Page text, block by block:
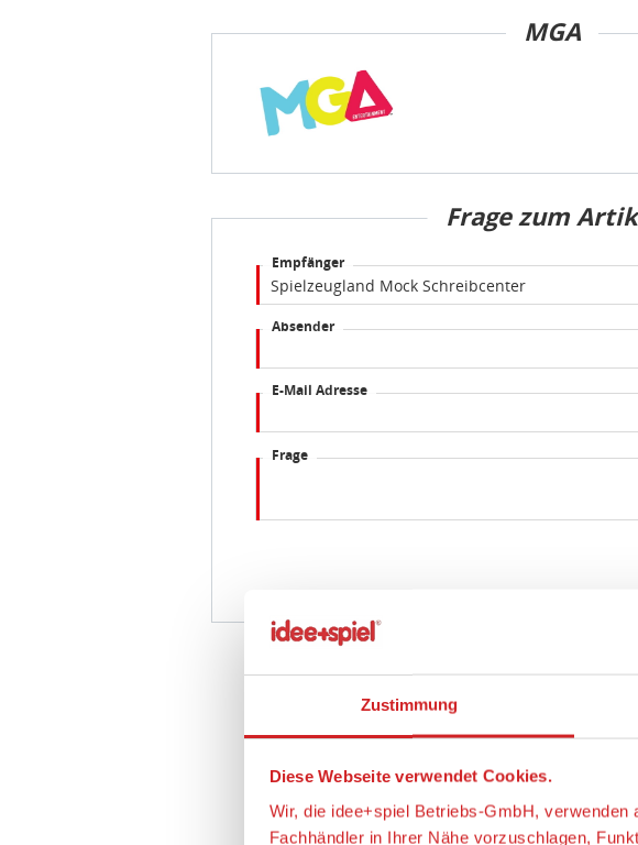
Zustimmung
Diese Webseite verwendet Cookies.
Wir, die idee+spiel Betriebs-GmbH,
Fachhändler in Ihrer Nähe vorzuschlagen,
MGA
Frage zum
Empfänger
Absender
E-Mail Adresse
Frage